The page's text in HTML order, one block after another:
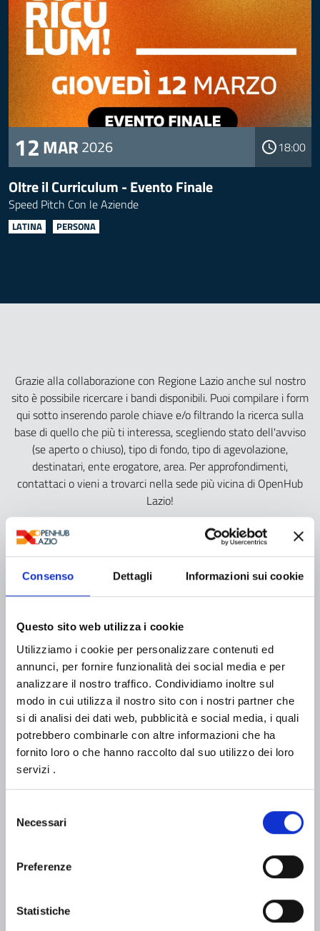
Consenso Dettagli Informazioni sui cookie
Questo sito web utilizza i cookie
Utilizziamo i cookie per personalizzare contenuti ed
annunci, per fornire funzionalità dei social media e per
analizzare il nostro traffico. Condividiamo inoltre sul
modo in cui utilizza il nostro sito con i nostri partner che
si di analisi dei dati web, pubblicità e social media, i quali
potrebbero combinarle con altre informazioni che ha
fornito loro o che hanno raccolto dal suo utilizzo dei loro
servizi .
delNecessari
Preferenze
Statistiche
12MAR2026 18:00
Oltre il Curriculum - Evento Finale
Speed Pitch Con le Aziende
LATINA PERSONA
Grazie alla collaborazione con Regione Lazio anche sul nostro
sito è possibile ricercare i bandi disponibili. Puoi compilare i form
qui sotto inserendo parole chiave e/o filtrando la ricerca sulla
base di quello che più ti interessa, scegliendo stato dell'avviso
(se aperto o chiuso), tipo di fondo, tipo di agevolazione,
destinatari, ente erogatore, area. Per approfondimenti,
contattaci o vieni a trovarci nella sede più vicina di OpenHub
Lazio!
Cerca Cerca
FONDO
TIPO DI AGEVOLAZIONE
DESTINATARIO